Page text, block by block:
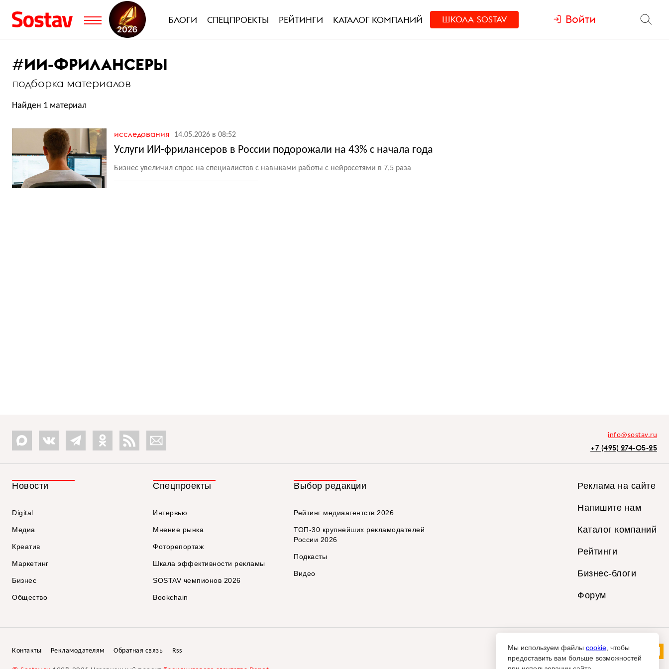
БЛОГИ СПЕЦПРОЕКТЫ РЕЙТИНГИ КАТАЛОГ КОМПАНИЙ ШКОЛА SOSTAV Войти
#ИИ-ФРИЛАНСЕРЫ
подборка материалов
Найден 1 материал
исследования 14.05.2026 в 08:52
Услуги ИИ-фрилансеров в России подорожали на 43% с начала года
Бизнес увеличил спрос на специалистов с навыками работы с нейросетями в 7,5 раза
info@sostav.ru
+7 (495) 274-05-25
Новости
Digital
Медиа
Креатив
Маркетинг
Бизнес
Общество
Спецпроекты
Интервью
Мнение рынка
Фоторепортаж
Шкала эффективности рекламы
SOSTAV чемпионов 2026
Bookchain
Выбор редакции
Рейтинг медиаагентств 2026
ТОП-30 крупнейших рекламодателей
России 2026
Подкасты
Видео
Реклама на сайте
Напишите нам
Каталог компаний
Рейтинги
Бизнес-блоги
Форум
Контакты Рекламодателям Обратная связь Rss Мы используем файлы cookie , чтобы
предоставить вам больше возможностей